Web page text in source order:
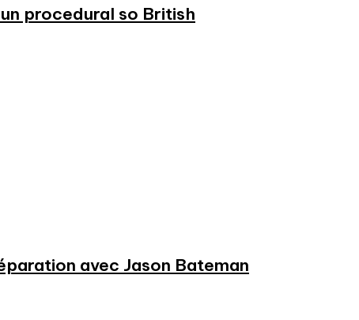
procedural so British
avec Jason Bateman